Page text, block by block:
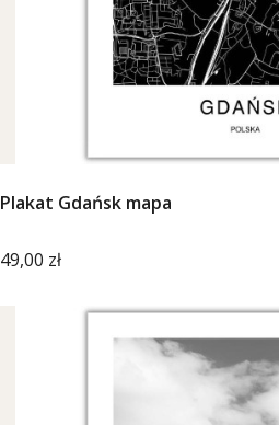
Plakat Gdańsk mapa
Cena
49,00 zł